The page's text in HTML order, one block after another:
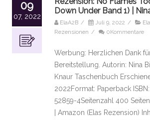
09
07, 2022
Down Under Band 1) |
ElaA2B / Juli 9, 2022 /
Rezensionen / 0Kommentare
Werbung: Herzlichen Dank
Bereitstellung. Autorin: Nina
Knaur Taschenbuch
2022Format: Paperback
52859-4Seitenzahl 400
| Amazon (Elas Rezension)